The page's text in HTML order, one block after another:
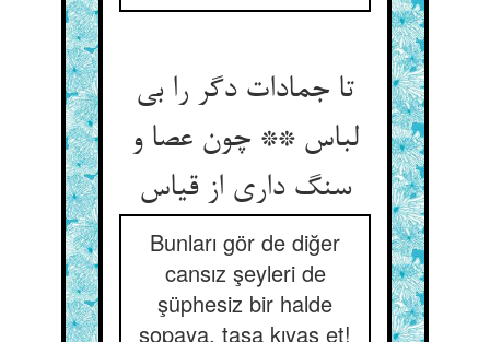
تا جمادات دگر را بی
لباس ** چون عصا و
سنگ داری از قیاس
Bunları gör de diğer
cansız şeyleri de
şüphesiz bir halde
sopaya, taşa kıyas et!